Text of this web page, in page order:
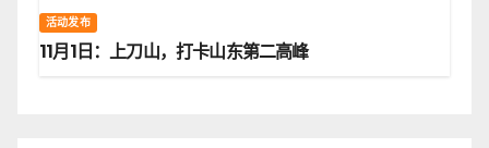
活动发布
11月1日：上刀山，打卡山东第二高峰